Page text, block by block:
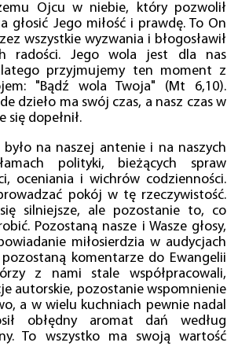
Ojcu w niebie, który pozwolił
głosić Jego miłość i prawdę. To On
wszystkie wyzwania i błogosławił
radości. Jego wola jest dla nas
przyjmujemy ten moment z
"Bądź wola Twoja" (Mt 6,10).
dzieło ma swój czas, a nasz czas w
się dopełnił.
na naszej antenie i na naszych
polityki, bieżących spraw
oceniania i wichrów codzienności.
pokój w tę rzeczywistość.
silniejsze, ale pozostanie to, co
Pozostaną nasze i Wasze głosy,
miłosierdzia w audycjach
pozostaną komentarze do Ewangelii
z nami stale współpracowali,
autorskie, pozostanie wspomnienie
a w wielu kuchniach pewnie nadal
obłędny aromat dań według
To wszystko ma swoją wartość